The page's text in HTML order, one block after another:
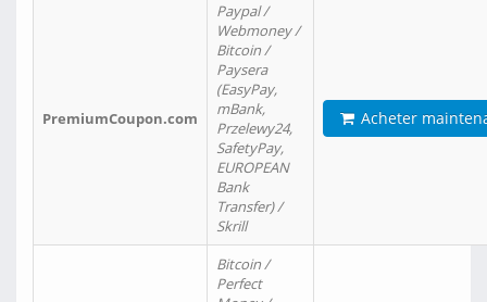
PremiumCoupon.com
Paypal /
Webmoney /
Bitcoin /
Paysera
(EasyPay,
mBank,
Przelewy24,
SafetyPay,
EUROPEAN
Bank
Transfer) /
Skrill
Acheter
Bitcoin /
Perfect